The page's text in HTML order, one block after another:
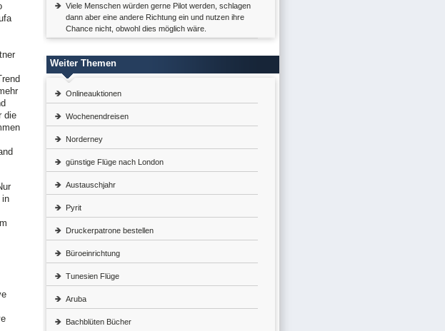
die
in
Viele Menschen würden gerne Pilot werden, schlagen
dann aber eine andere Richtung ein und nutzen ihre
Chance nicht, obwohl dies möglich wäre.
Weiter Themen
Onlineauktionen
Wochenendreisen
Norderney
günstige Flüge nach London
Austauschjahr
Pyrit
Druckerpatrone bestellen
Büroeinrichtung
Tunesien Flüge
Aruba
Bachblüten Bücher